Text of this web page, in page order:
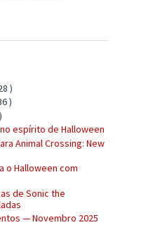
)
)
espírito de Halloween
Animal Crossing: New
o Halloween com
de Sonic the
— Novembro 2025